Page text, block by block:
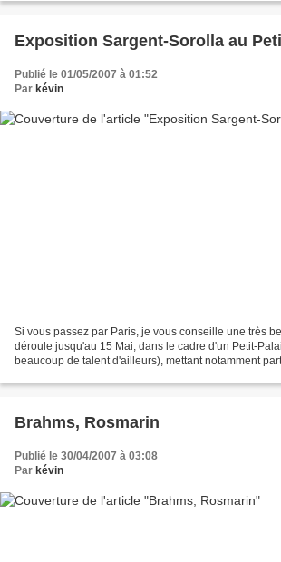
Exposition Sargent-Sorolla au
Publié le 01/05/2007 à 01:52
Par kévin
Si vous passez par Paris, je vous conseille une très
déroule jusqu'au 15 Mai, dans le cadre d'un Petit-
beaucoup de talent d'ailleurs), mettant notamment
Brahms, Rosmarin
Publié le 30/04/2007 à 03:08
Par kévin